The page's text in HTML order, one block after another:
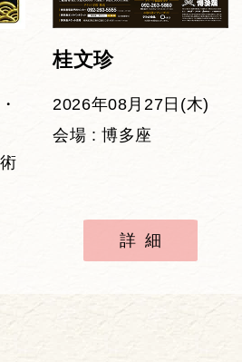
桂文珍
2026年08月27日(木)
会場 : 博多座
詳細